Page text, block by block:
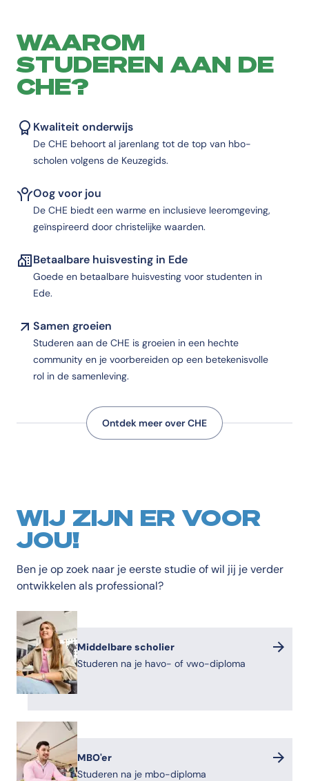
WAAROM
STUDEREN AAN DE
CHE?
Kwaliteit onderwijs
De CHE behoort al jarenlang tot de top van hbo-
scholen volgens de Keuzegids.
Oog voor jou
De CHE biedt een warme en inclusieve leeromgeving,
geïnspireerd door christelijke waarden.
Betaalbare huisvesting in Ede
Goede en betaalbare huisvesting voor studenten in
Ede.
Samen groeien
Studeren aan de CHE is groeien in een hechte
community en je voorbereiden op een betekenisvolle
rol in de samenleving.
Ontdek meer over CHE
WIJ ZIJN ER VOOR
JOU!
Ben je op zoek naar je eerste studie of wil jij je verder
ontwikkelen als professional?
Middelbare scholier
Studeren na je havo- of vwo-diploma
MBO'er
Studeren na je mbo-diploma